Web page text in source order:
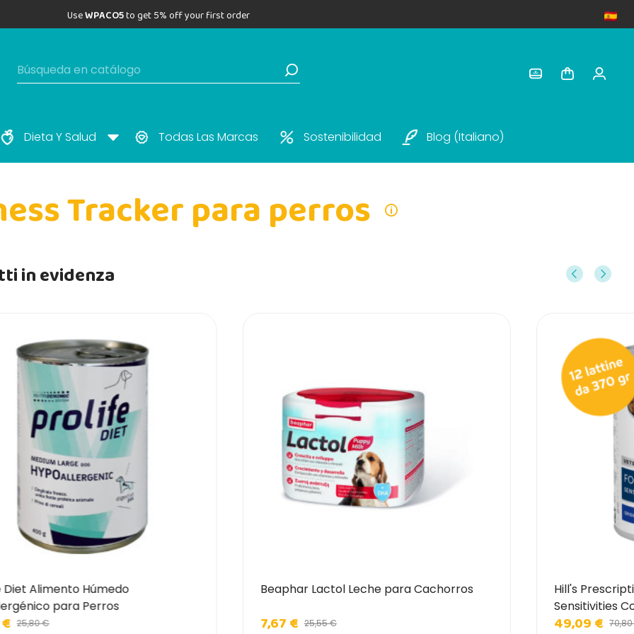
UseWPACO5to get 5% off your first order
Dieta Y Salud Todas Las Marcas Sostenibilidad Blog (italiano)
Tracker para perros
in evidenza
Diet Alimento Húmedo
para Perros
25,80 €
Beaphar Lactol Leche para Cachorros
7,67 € 25,55 €
Hill's
Sensitivities
49,09 €